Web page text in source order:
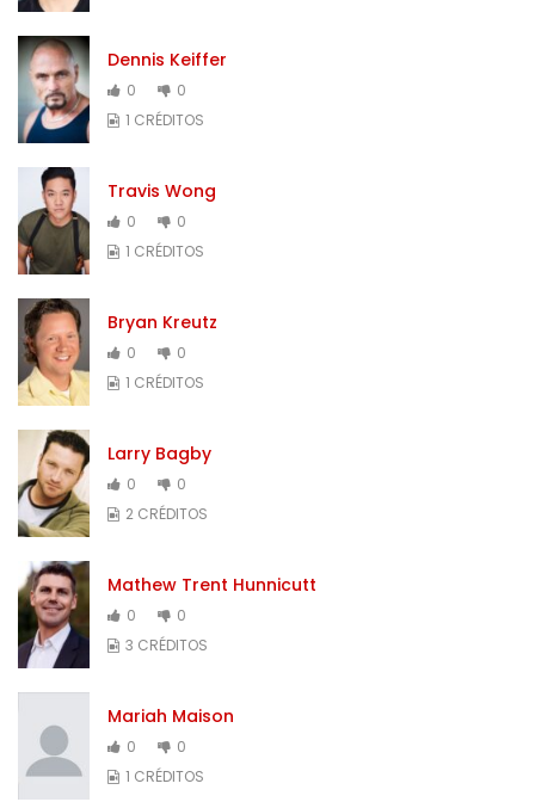
Dennis Keiffer
0
0
1 CRÉDITOS
Travis Wong
0
0
1 CRÉDITOS
Bryan Kreutz
0
0
1 CRÉDITOS
Larry Bagby
0
0
2 CRÉDITOS
Mathew Trent Hunnicutt
0
0
3 CRÉDITOS
Mariah Maison
0
0
1 CRÉDITOS